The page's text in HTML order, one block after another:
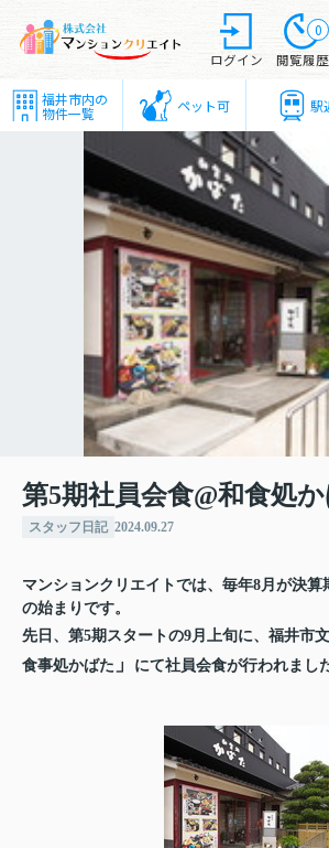
ログイン
0
閲覧履歴
福井市内の
物件一覧 ペット可 駅
第5期社員会食@和食処
スタッフ日記 2024.09.27
マンションクリエイトでは、毎年8月が決算
の始まりです。
先日、第5期スタートの9月上旬に、福井市
食事処かばた 」 にて社員会食が行われまし